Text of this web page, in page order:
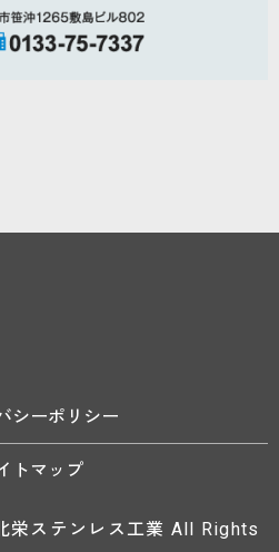
シーポリシー
トマップ
ステンレス工業 All Rights